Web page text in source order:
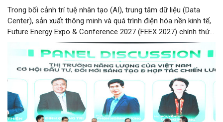
Trong bối cảnh trí tuệ nhân tạo (AI), trung tâm dữ liệu (Data
Center), sản xuất thông minh và quá trình điện hóa nền kinh tế,
Future Energy Expo & Conference 2027 (FEEX 2027) chính thức
ra mắt với kỳ vọng trở thành nền tảng kết nối, thúc đẩy đầu tư,
đổi mới công nghệ và phát triển hệ sinh thái tại Việt Nam.